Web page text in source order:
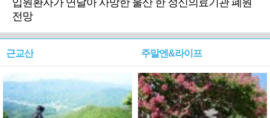
입원환자가 연달아 사망한 울산 한 정신의료기관 폐원
전망
근교산 주말엔&라이프